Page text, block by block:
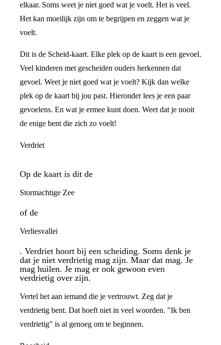
elkaar. Soms weet je niet goed wat je voelt. Het is veel.
Het kan moeilijk zijn om te begrijpen en zeggen wat je
voelt.
Dit is de Scheid-kaart. Elke plek op de kaart is een gevoel.
Veel kinderen met gescheiden ouders herkennen dat
gevoel. Weet je niet goed wat je voelt? Kijk dan welke
plek op de kaart bij jou past. Hieronder lees je een paar
gevoelens. En wat je ermee kunt doen. Weet dat je nooit
de enige bent die zich zo voelt!
Verdriet
Op de kaart is dit de
Stormachtige Zee
of de
Verliesvallei
. Verdriet hoort bij een scheiding. Soms denk je
dat je niet verdrietig mag zijn. Maar dat mag. Je
mag huilen. Je mag er ook gewoon even
verdrietig over zijn.
Vertel het aan iemand die je vertrouwt. Zeg dat je
verdrietig bent. Dat hoeft niet in veel woorden. "Ik ben
verdrietig" is al genoeg om te beginnen.